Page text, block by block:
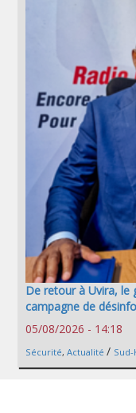
De retour à Uvira, le
campagne de
05/08/2026 - 14:18
Sécurité, Actualité / Sud-